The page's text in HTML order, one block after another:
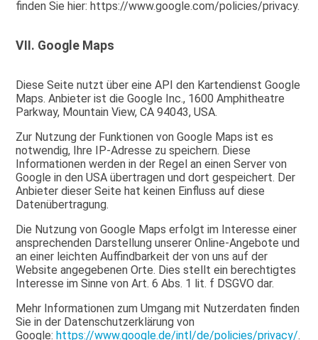
finden Sie hier: https://www.google.com/policies/privacy.
VII. Google Maps
Diese Seite nutzt über eine API den Kartendienst Google
Maps. Anbieter ist die Google Inc., 1600 Amphitheatre
Parkway, Mountain View, CA 94043, USA.
Zur Nutzung der Funktionen von Google Maps ist es
notwendig, Ihre IP-Adresse zu speichern. Diese
Informationen werden in der Regel an einen Server von
Google in den USA übertragen und dort gespeichert. Der
Anbieter dieser Seite hat keinen Einfluss auf diese
Datenübertragung.
Die Nutzung von Google Maps erfolgt im Interesse einer
ansprechenden Darstellung unserer Online-Angebote und
an einer leichten Auffindbarkeit der von uns auf der
Website angegebenen Orte. Dies stellt ein berechtigtes
Interesse im Sinne von Art. 6 Abs. 1 lit. f DSGVO dar.
Mehr Informationen zum Umgang mit Nutzerdaten finden
Sie in der Datenschutzerklärung von
Google: https://www.google.de/intl/de/policies/privacy/.